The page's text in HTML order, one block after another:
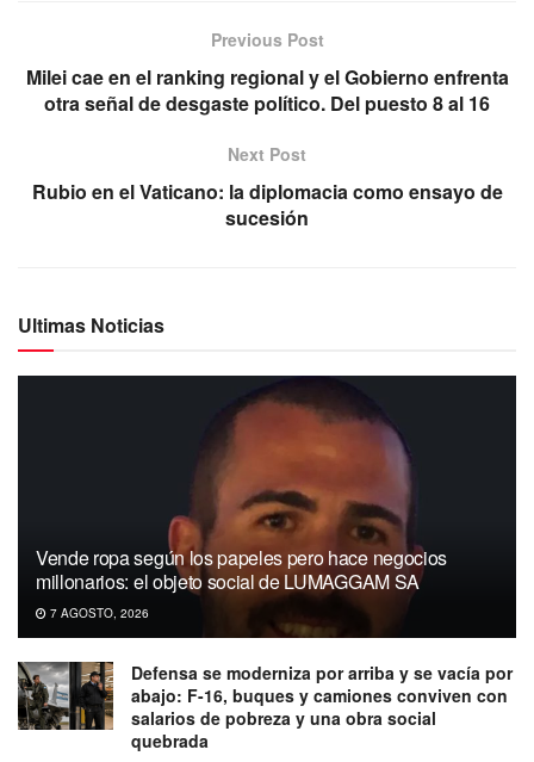
Previous Post
Milei cae en el ranking regional y el Gobierno enfrenta
otra señal de desgaste político. Del puesto 8 al 16
Next Post
Rubio en el Vaticano: la diplomacia como ensayo de
sucesión
Ultimas Noticias
Vende ropa según los papeles pero hace negocios
millonarios: el objeto social de LUMAGGAM SA
7 AGOSTO, 2026
Defensa se moderniza por arriba y se vacía por
abajo: F-16, buques y camiones conviven con
salarios de pobreza y una obra social
quebrada